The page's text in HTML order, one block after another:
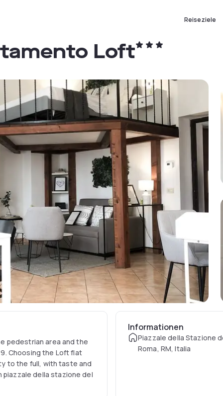
Reiseziele
Loft
pedestrian area and the
Choosing the Loft flat
to the full, with taste and
piazzale della stazione del
Informationen
Piazzale della Stazione
Roma, RM, Italia